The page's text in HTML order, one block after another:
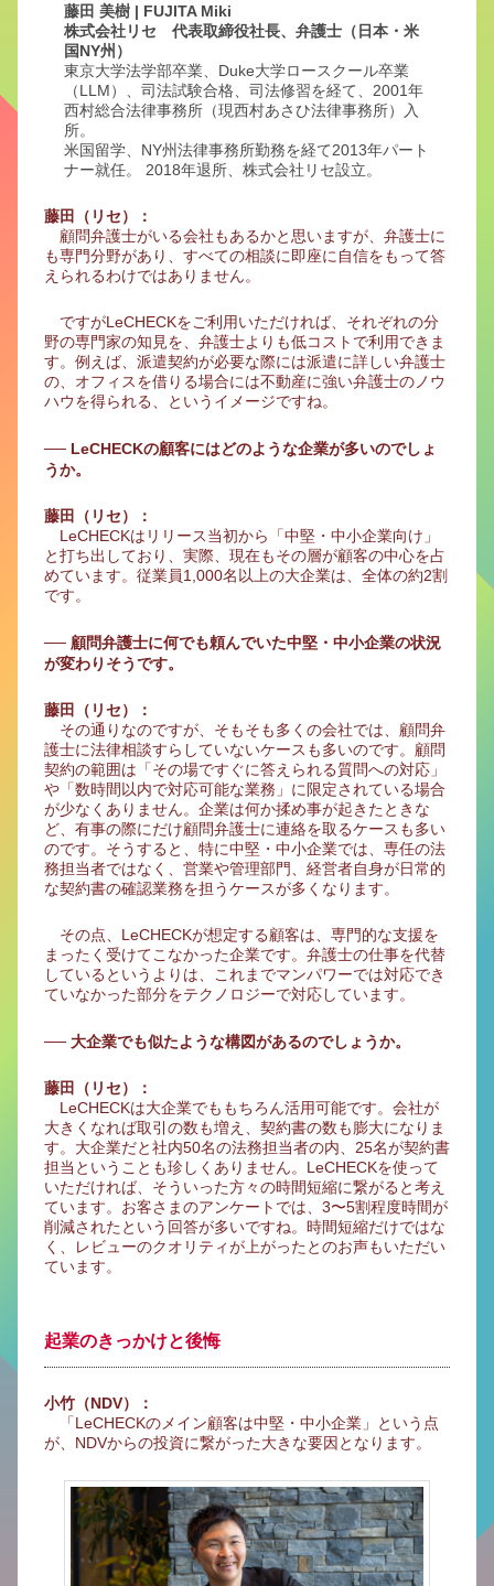
藤田 美樹 | FUJITA Miki
株式会社リセ 代表取締役社長、弁護士（日本・米
国NY州）
東京大学法学部卒業、Duke大学ロースクール卒業
（LLM）、司法試験合格、司法修習を経て、2001年
西村総合法律事務所（現西村あさひ法律事務所）入
所。
米国留学、NY州法律事務所勤務を経て2013年パート
ナー就任。 2018年退所、株式会社リセ設立。
藤田（リセ）：
顧問弁護士がいる会社もあるかと思いますが、弁護士に
も専門分野があり、すべての相談に即座に自信をもって答
えられるわけではありません。
ですがLeCHECKをご利用いただければ、それぞれの分
野の専門家の知見を、弁護士よりも低コストで利用できま
す。例えば、派遣契約が必要な際には派遣に詳しい弁護士
の、オフィスを借りる場合には不動産に強い弁護士のノウ
ハウを得られる、というイメージですね。
── LeCHECKの顧客にはどのような企業が多いのでしょ
うか。
藤田（リセ）：
LeCHECKはリリース当初から「中堅・中小企業向け」
と打ち出しており、実際、現在もその層が顧客の中心を占
めています。従業員1,000名以上の大企業は、全体の約2割
です。
── 顧問弁護士に何でも頼んでいた中堅・中小企業の状況
が変わりそうです。
藤田（リセ）：
その通りなのですが、そもそも多くの会社では、顧問弁
護士に法律相談すらしていないケースも多いのです。顧問
契約の範囲は「その場ですぐに答えられる質問への対応」
や「数時間以内で対応可能な業務」に限定されている場合
が少なくありません。企業は何か揉め事が起きたときな
ど、有事の際にだけ顧問弁護士に連絡を取るケースも多い
のです。そうすると、特に中堅・中小企業では、専任の法
務担当者ではなく、営業や管理部門、経営者自身が日常的
な契約書の確認業務を担うケースが多くなります。
その点、LeCHECKが想定する顧客は、専門的な支援を
まったく受けてこなかった企業です。弁護士の仕事を代替
しているというよりは、これまでマンパワーでは対応でき
ていなかった部分をテクノロジーで対応しています。
── 大企業でも似たような構図があるのでしょうか。
藤田（リセ）：
LeCHECKは大企業でももちろん活用可能です。会社が
大きくなれば取引の数も増え、契約書の数も膨大になりま
す。大企業だと社内50名の法務担当者の内、25名が契約書
担当ということも珍しくありません。LeCHECKを使って
いただければ、そういった方々の時間短縮に繋がると考え
ています。お客さまのアンケートでは、3〜5割程度時間が
削減されたという回答が多いですね。時間短縮だけではな
く、レビューのクオリティが上がったとのお声もいただい
ています。
起業のきっかけと後悔
小竹（NDV）：
「LeCHECKのメイン顧客は中堅・中小企業」という点
が、NDVからの投資に繋がった大きな要因となります。